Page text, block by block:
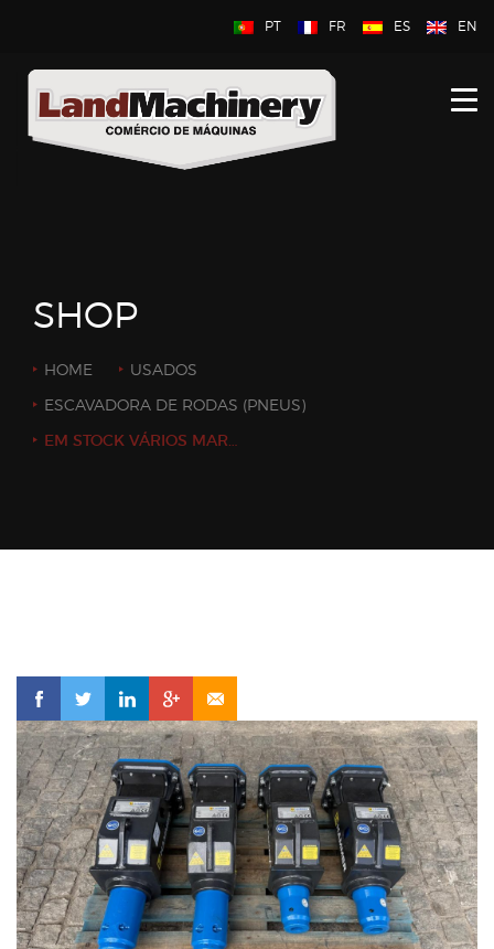
PT FR ES EN
INÍCIO
SHOP
HOME
USADOS
ESCAVADORA DE RODAS (PNEUS)
EM STOCK VÁRIOS MARTELOS HIDRÁULICO NOVOS DE 55KG, 70KG, 100KG, 150KG, 250KG, 500KG DE PESO OPERATIVO APROXIMADO.